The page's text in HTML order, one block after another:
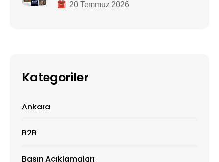
20 Temmuz 2026
Kategoriler
Ankara
B2B
Basın Açıklamaları